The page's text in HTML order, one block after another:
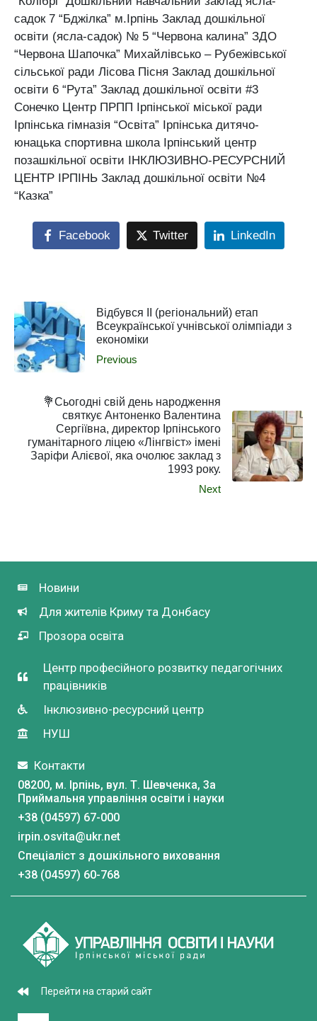
садок 7 “Бджілка” м.Ірпінь Заклад дошкільної
освіти (ясла-садок) № 5 “Червона калина” ЗДО
“Червона Шапочка” Михайлівсько – Рубежівської
сільської ради Лісова Пісня Заклад дошкільної
освіти 6 “Рута” Заклад дошкільної освіти #3
Сонечко Центр ПРПП Ірпінської міської ради
Ірпінська гімназія “Освіта” Ірпінська дитячо-
юнацька спортивна школа Ірпінський центр
позашкільної освіти ІНКЛЮЗИВНО-РЕСУРСНИЙ
ЦЕНТР ІРПІНЬ Заклад дошкільної освіти №4
“Казка”
Facebook Twitter LinkedIn
Відбувся ІІ (регіональний) етап
Всеукраїнської учнівської олімпіади з
економіки
Previous
💐Сьогодні свій день народження
святкує Антоненко Валентина
Сергіївна, директор Ірпінського
гуманітарного ліцею «Лінгвіст» імені
Заріфи Алієвої, яка очолює заклад з
1993 року.
Next
Новини
Для жителів Криму та Донбасу
Прозора освіта
Центр професійного розвитку педагогічних
працівників
Інклюзивно-ресурсний центр
НУШ
Контакти
08200, м. Ірпінь, вул. Т. Шевченка, 3a
Приймальня управління освіти і науки
+38 (04597) 67-000
irpin.osvita@ukr.net
Спеціаліст з дошкільного виховання
+38 (04597) 60-768
Перейти на старий сайт